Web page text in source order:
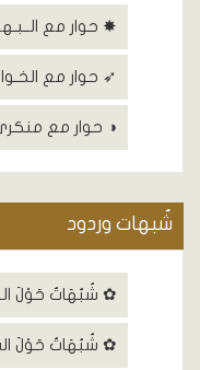
✸ حوار مع
➶ حوار مع
◑ حوار مع
شٌبهات وردود
✿ شُبُهَاتٌ حَوْلَ
✿ شُبُهَاتٌ حَوْلَ